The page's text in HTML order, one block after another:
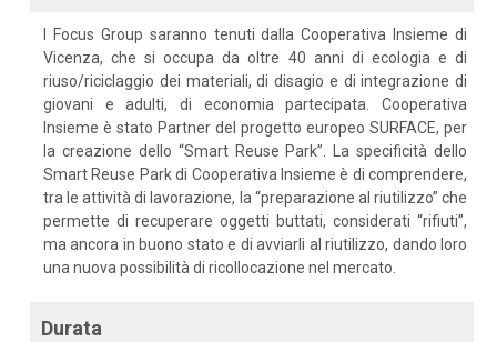
I Focus Group saranno tenuti dalla Cooperativa Insieme di
Vicenza, che si occupa da oltre 40 anni di ecologia e di
riuso/riciclaggio dei materiali, di disagio e di integrazione di
giovani e adulti, di economia partecipata. Cooperativa
Insieme è stato Partner del progetto europeo SURFACE, per
la creazione dello “Smart Reuse Park”. La specificità dello
Smart Reuse Park di Cooperativa Insieme è di comprendere,
tra le attività di lavorazione, la “preparazione al riutilizzo” che
permette di recuperare oggetti buttati, considerati “rifiuti”,
ma ancora in buono stato e di avviarli al riutilizzo, dando loro
una nuova possibilità di ricollocazione nel mercato.
Durata